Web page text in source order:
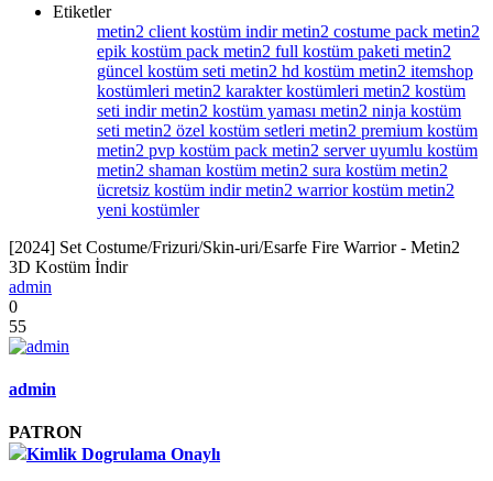
Etiketler
metin2 client kostüm indirmetin2 costume pack metin2
epik kostüm pack metin2 full kostüm paketi metin2
güncel kostüm seti metin2 hd kostüm metin2 itemshop
kostümleri metin2 karakter kostümleri metin2 kostüm
seti indirmetin2 kostüm yaması metin2 ninja kostüm
seti metin2 özel kostüm setleri metin2 premium kostüm
metin2 pvp kostüm pack metin2 server uyumlu kostüm
metin2 shaman kostüm metin2 sura kostüm metin2
ücretsiz kostüm indirmetin2 warrior kostüm metin2
yeni kostümler
[2024] Set Costume/Frizuri/Skin-uri/Esarfe Fire Warrior - Metin2
3D Kostüm İndir
admin
0
55
admin
PATRON
Kimlik Dogrulama Onaylı